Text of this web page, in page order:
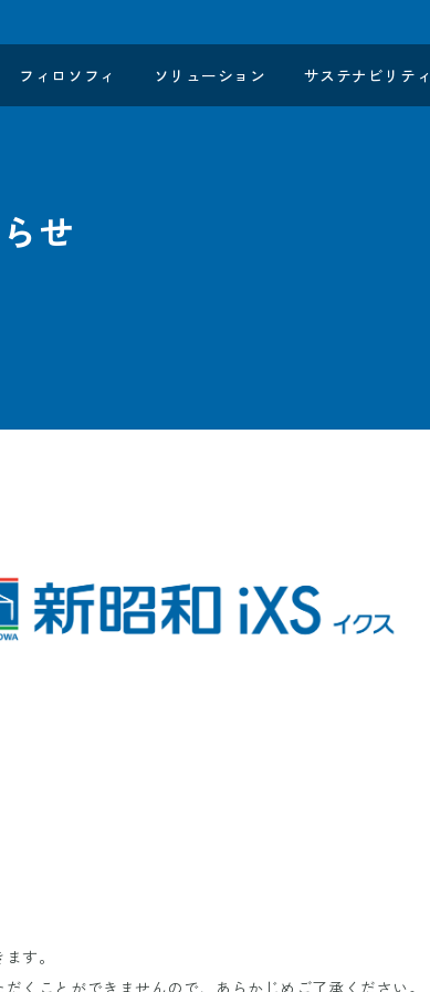
フィロソフィ ソリューション サステナビリティ
せ
す。
くことができませんので、あらかじめご了承ください。